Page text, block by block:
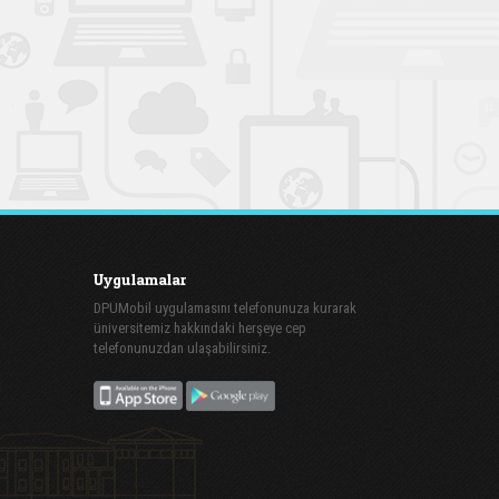
Uygulamalar
DPUMobil uygulamasını telefonunuza kurarak
üniversitemiz hakkındaki herşeye cep
telefonunuzdan ulaşabilirsiniz.